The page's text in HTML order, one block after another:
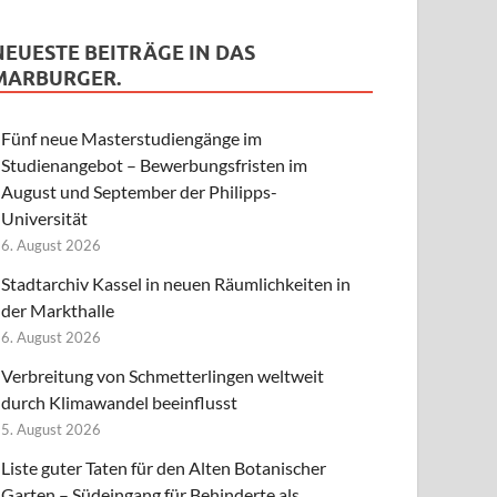
BEITRÄGE IN DAS
Fünf neue Masterstudiengänge im
Studienangebot – Bewerbungsfristen im
August und September der Philipps-
Universität
6. August 2026
Stadtarchiv Kassel in neuen Räumlichkeiten in
der Markthalle
6. August 2026
Verbreitung von Schmetterlingen weltweit
durch Klimawandel beeinflusst
5. August 2026
Liste guter Taten für den Alten Botanischer